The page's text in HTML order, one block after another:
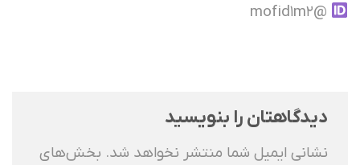
@mofid1m2
دیدگاهتان را بنویسید
نشانی ایمیل شما منتشر نخواهد شد. بخش‌های